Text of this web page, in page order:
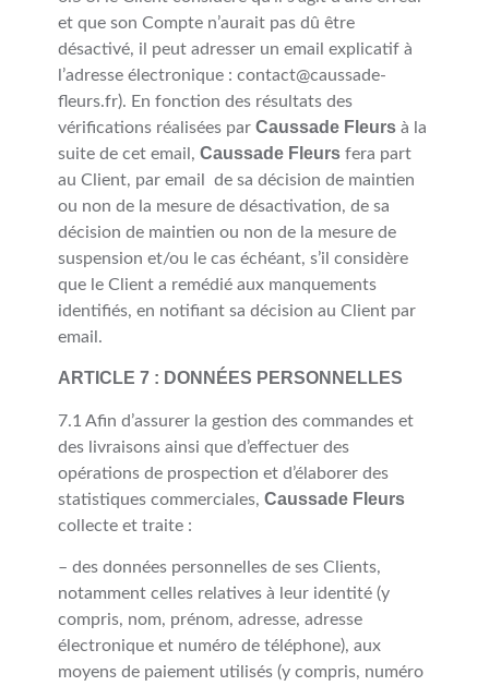
et que son Compte n’aurait pas dû être
désactivé, il peut adresser un email explicatif à
l’adresse électronique : contact@caussade-
fleurs.fr). En fonction des résultats des
vérifications réalisées par Caussade Fleursà la
suite de cet email, Caussade Fleursfera part
au Client, par email de sa décision de maintien
ou non de la mesure de désactivation, de sa
décision de maintien ou non de la mesure de
suspension et/ou le cas échéant, s’il considère
que le Client a remédié aux manquements
identifiés, en notifiant sa décision au Client par
email.
ARTICLE 7 : DONNÉES PERSONNELLES
7.1 Afin d’assurer la gestion des commandes et
des livraisons ainsi que d’effectuer des
opérations de prospection et d’élaborer des
statistiques commerciales, Caussade Fleurs
collecte et traite :
– des données personnelles de ses Clients,
notamment celles relatives à leur identité (y
compris, nom, prénom, adresse, adresse
électronique et numéro de téléphone), aux
moyens de paiement utilisés (y compris, numéro